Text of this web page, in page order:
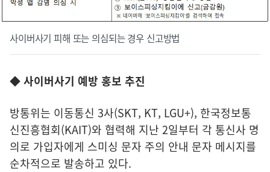
사이버사기 피해 또는 의심되는 경우 신고방법
◆ 사이버사기 예방 홍보 추진
방통위는 이동통신 3사(SKT, KT, LGU+), 한국정보통
신진흥협회(KAIT)와 협력해 지난 2일부터 각 통신사 명
의로 가입자에게 스미싱 문자 주의 안내 문자 메시지를
순차적으로 발송하고 있다.